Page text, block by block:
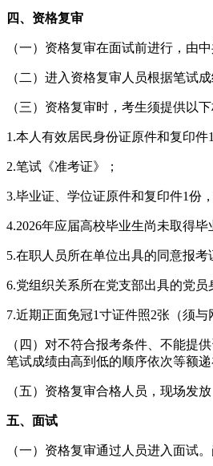
四、资格复审
（一）资格复审在面试前进行，由
（二）进入资格复审人员根据笔试
（三）资格复审时，考生须提供以下
1.本人有效居民身份证原件和复印件1
2.笔试《准考证》；
3.毕业证、学位证原件和复印件1份
4.2026年应届高校毕业生尚未取得
5.在职人员所在单位出具的同意报考
6.党组织关系所在党支部出具的党员
7.近期正面免冠1寸证件照2张（须与
（四）对不符合报考条件、不能提
笔试成绩由高到低的顺序依次等额
（五）资格复审合格人员，现场发
五、面试
（一）资格复审通过人员进入面试